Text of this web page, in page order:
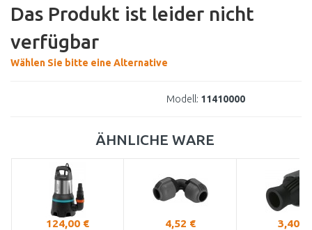
Das Produkt ist leider nicht
verfügbar
Wählen Sie bitte eine Alternative
Modell: 11410000
ÄHNLICHE WARE
124,00 € 4,52 € 3,40 €